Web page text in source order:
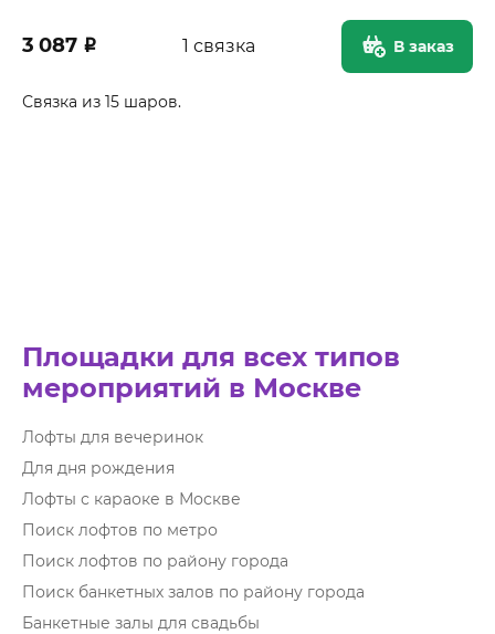
3 087 ₽ 1 связка В заказ
Связка из 15 шаров.
Площадки для всех типов
мероприятий в Москве
Лофты для вечеринок
Для дня рождения
Лофты с караоке в Москве
Поиск лофтов по метро
Поиск лофтов по району города
Поиск банкетных залов по району города
Банкетные залы для свадьбы